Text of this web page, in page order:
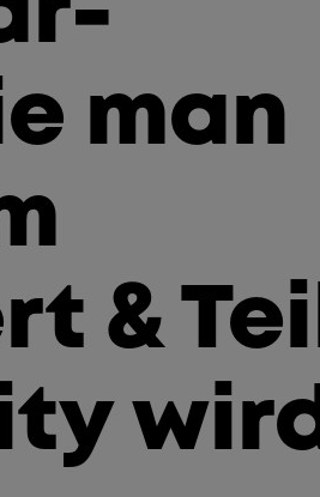
Marketing
Creationman
& Teil
wird